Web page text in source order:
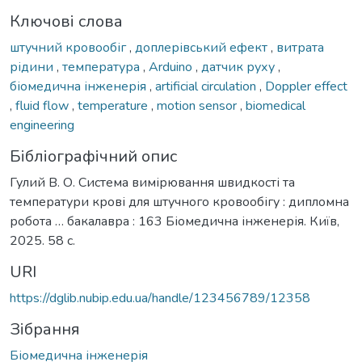
Ключові слова
штучний кровообіг, доплерівський ефект, витрата
рідини , температура , Arduino , датчик руху,
біомедична інженерія , artificial circulation , Doppler effect
, fluid flow, temperature , motion sensor, biomedical
engineering
Бібліографічний опис
Гулий В. О. Система вимірювання швидкості та
температури крові для штучного кровообігу : дипломна
робота … бакалавра : 163 Біомедична інженерія. Київ,
2025. 58 с.
URI
https://dglib.nubip.edu.ua/handle/123456789/12358
Зібрання
Біомедична інженерія